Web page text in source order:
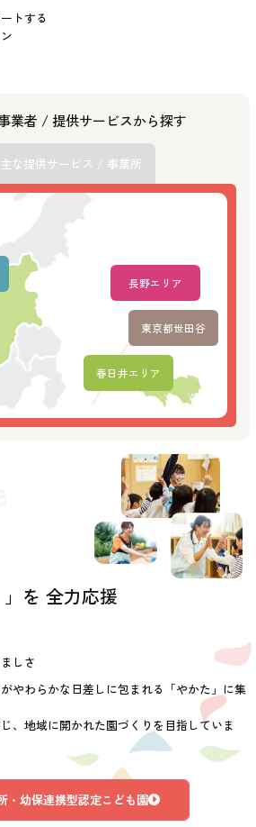
トする
業者 / 提供サービスから探す
主な提供サービス / 事業所
春日井エリア
長野エリア
東京都世田谷
」を 全力応援
しさ
やわらかな日差しに包まれる「やかた」に集
、地域に開かれた園づくりを目指していま
・幼保連携型認定こども園